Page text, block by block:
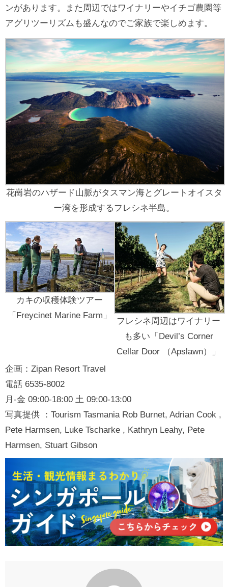
ンがあります。また周辺ではワイナリーやイチゴ農園等
アグリツーリズムも盛んなのでご家族で楽しめます。
花崗岩のハザード山脈がタスマン海とグレートオイスタ
ー湾を形成するフレシネ半島。
カキの収穫体験ツアー
「Freycinet Marine Farm」
フレシネ周辺はワイナリー
も多い「Devil’s Corner
Cellar Door （Apslawn）」
企画：Zipan Resort Travel
電話 6535-8002
月-金 09:00-18:00 土 09:00-13:00
写真提供 ：Tourism Tasmania Rob Burnet, Adrian Cook ,
Pete Harmsen, Luke Tscharke , Kathryn Leahy, Pete
Harmsen, Stuart Gibson